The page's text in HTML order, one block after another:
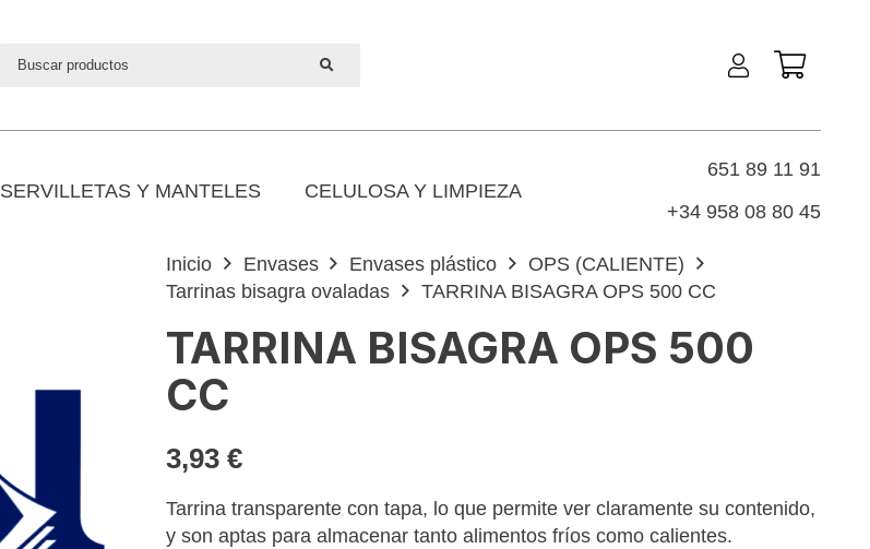
SERVILLETAS Y MANTELES CELULOSA Y LIMPIEZA
651 89 11 91
+34 958 08 80 45
Inicio Envases Envases plástico
OPS (CALIENTE)
Tarrinas bisagra ovaladas
TARRINA BISAGRA OPS 500 CC
TARRINA BISAGRA OPS 500
CC
3,93 €
Tarrina transparente con tapa, lo que permite ver claramente su contenido,
y son aptas para almacenar tanto alimentos fríos como calientes.